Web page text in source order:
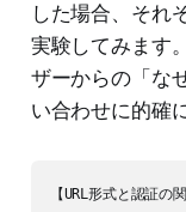
した場合、それ
実験してみます
ザーからの「な
い合わせに的確
【URL形式と認証の関